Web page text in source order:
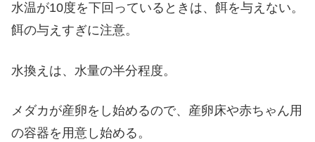
水温が10度を下回っているときは、餌を与えない。
餌の与えすぎに注意。
水換えは、水量の半分程度。
メダカが産卵をし始めるので、産卵床や赤ちゃん用
の容器を用意し始める。